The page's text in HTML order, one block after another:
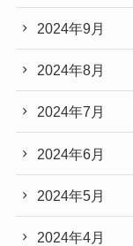
2024年9月
2024年8月
2024年7月
2024年6月
2024年5月
2024年4月